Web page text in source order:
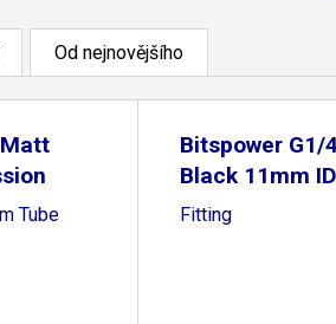
Od nejnovějšího
Tube
Bitspower G1/
Black 11mm ID
Fitting